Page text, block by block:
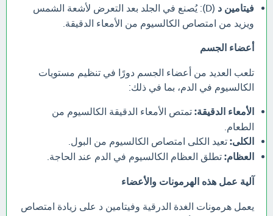
فيتامين د
(D): يُصنع في الجلد بعد التعرض لأشعة الشمس
ويزيد من امتصاص الكالسيوم من الأمعاء الدقيقة.
أعضاء الجسم
تلعب العديد من أعضاء الجسم دورًا في تنظيم مستويات
الكالسيوم في الدم، بما في ذلك:
الأمعاء الدقيقة: تمتص الأمعاء الدقيقة الكالسيوم من
الطعام.
الكلى: تعيد الكلى امتصاص الكالسيوم من البول.
العظام: تطلق العظام الكالسيوم في الدم عند الحاجة.
آلية عمل هذه الهرمونات والأعضاء
يعمل هرمونات الغدة الدرقية وفيتامين د على زيادة امتصاص